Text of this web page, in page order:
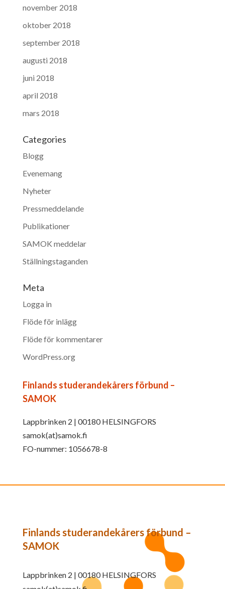
november 2018
oktober 2018
september 2018
augusti 2018
juni 2018
april 2018
mars 2018
Categories
Blogg
Evenemang
Nyheter
Pressmeddelande
Publikationer
SAMOK meddelar
Ställningstaganden
Meta
Logga in
Flöde för inlägg
Flöde för kommentarer
WordPress.org
Finlands studerandekårers förbund –
SAMOK
Lappbrinken 2 | 00180 HELSINGFORS
samok(at)samok.fi
FO-nummer: 1056678-8
Finlands studerandekårers förbund –
SAMOK
Lappbrinken 2 | 00180 HELSINGFORS